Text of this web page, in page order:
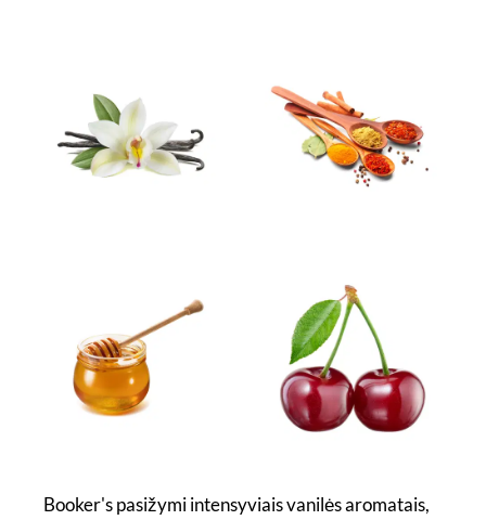
Booker's pasižymi intensyviais vanilės aromatais,